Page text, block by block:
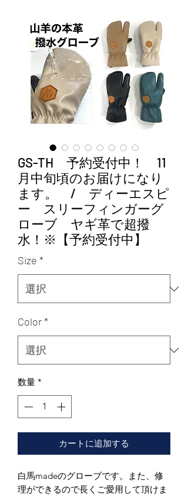
GS-TH 予約受付中！ 11
月中旬頃のお届けになり
ます。 / ディーエスピ
ー スリーフィンガーグ
ローブ ヤギ革で超撥
水！※【予約受付中】
Size *
Color*
数量 *
カートに追加する
白馬madeのグローブです。また、修
理ができるので長くご愛用して頂けま